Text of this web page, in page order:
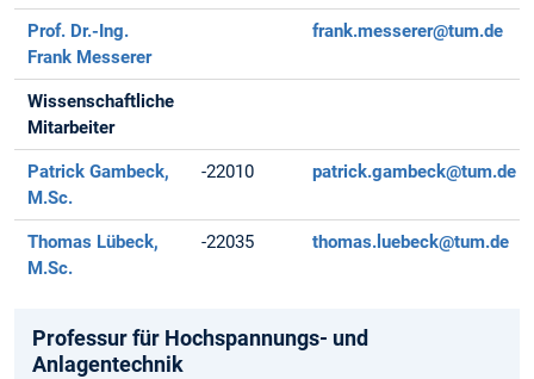
Prof. Dr.-Ing.
Frank Messerer
frank.messerer@tum.de
Wissenschaftliche
Mitarbeiter
Patrick Gambeck,
M.Sc.
-22010 patrick.gambeck@tum.de
Thomas Lübeck,
M.Sc.
-22035 thomas.luebeck@tum.de
Professur für Hochspannungs- und
Anlagentechnik